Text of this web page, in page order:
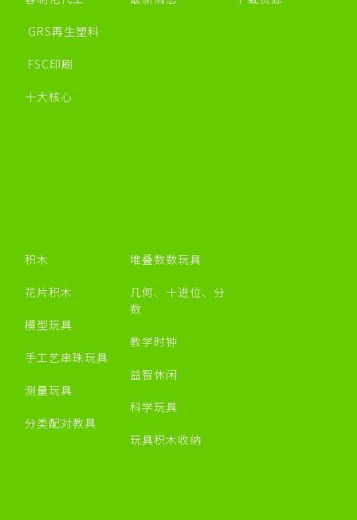
GRS再生塑料
FSC印刷
十大核心
积木
花片积木
模型玩具
手工艺串珠玩具
测量玩具
分类配对教具
堆叠数数玩具
几何、十进位、分
数
教学时钟
益智休闲
科学玩具
玩具积木收纳